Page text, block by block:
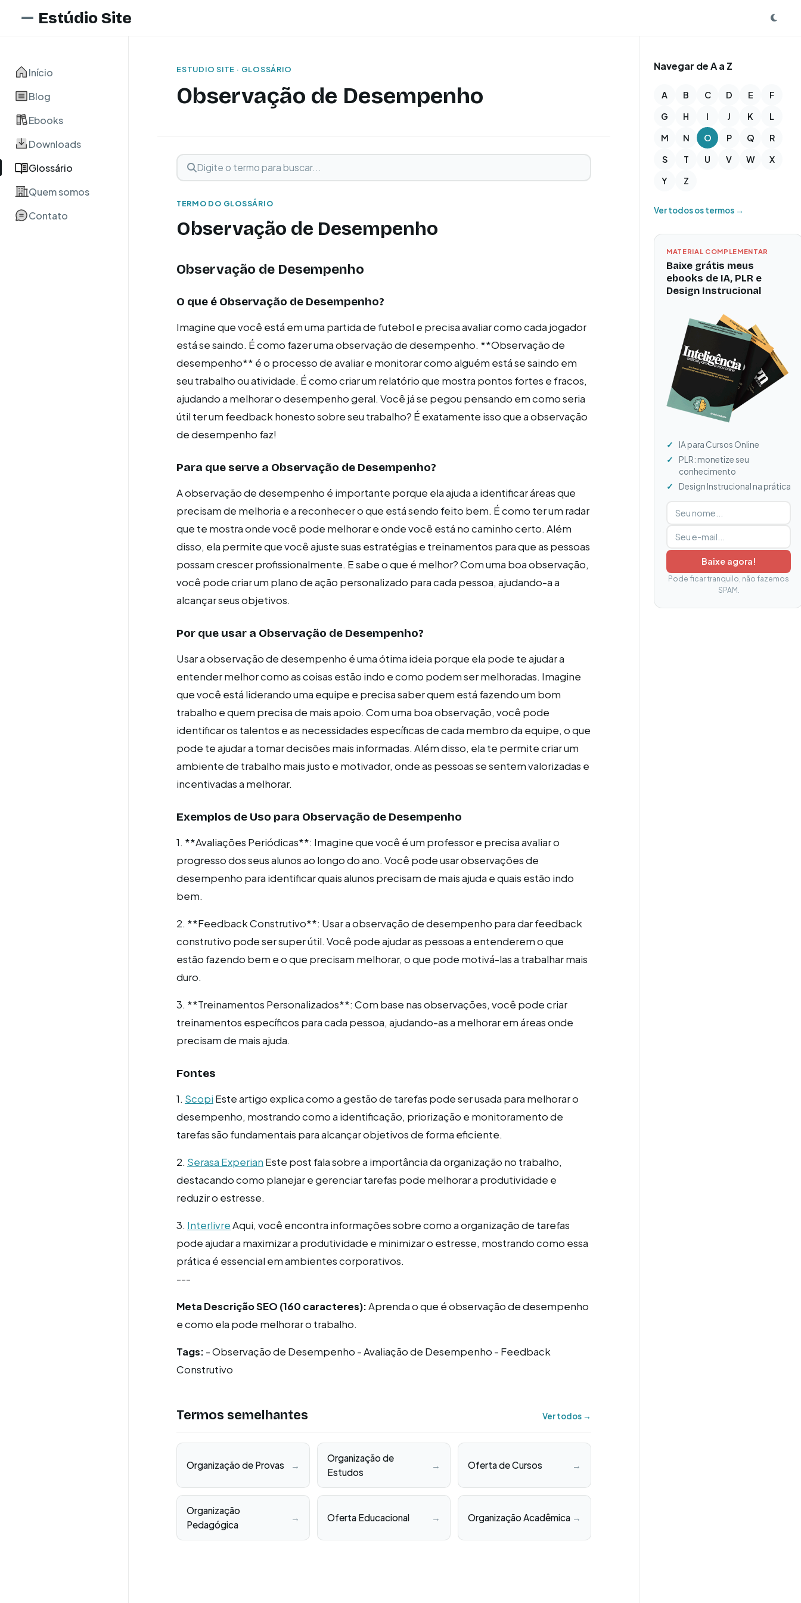
Estúdio Site
Início
Blog
Ebooks
Downloads
Glossário
Quem somos
Contato
ESTUDIO SITE · GLOSSÁRIO
Observação de Desempenho
Buscar termo
Digite o termo para buscar
TERMO DO GLOSSÁRIO
Observação de Desempenho
Observação de Desempenho
O que é Observação de Desempenho?
Imagine que você está em uma partida de futebol e precisa avaliar como cada jogador
está se saindo. É como fazer uma observação de desempenho. **Observação de
desempenho** é o processo de avaliar e monitorar como alguém está se saindo em
seu trabalho ou atividade. É como criar um relatório que mostra pontos fortes e fracos,
ajudando a melhorar o desempenho geral. Você já se pegou pensando em como seria
útil ter um feedback honesto sobre seu trabalho? É exatamente isso que a observação
de desempenho faz!
Para que serve a Observação de Desempenho?
A observação de desempenho é importante porque ela ajuda a identificar áreas que
precisam de melhoria e a reconhecer o que está sendo feito bem. É como ter um radar
que te mostra onde você pode melhorar e onde você está no caminho certo. Além
disso, ela permite que você ajuste suas estratégias e treinamentos para que as pessoas
possam crescer profissionalmente. E sabe o que é melhor? Com uma boa observação,
você pode criar um plano de ação personalizado para cada pessoa, ajudando-a a
alcançar seus objetivos.
Por que usar a Observação de Desempenho?
Usar a observação de desempenho é uma ótima ideia porque ela pode te ajudar a
entender melhor como as coisas estão indo e como podem ser melhoradas. Imagine
que você está liderando uma equipe e precisa saber quem está fazendo um bom
trabalho e quem precisa de mais apoio. Com uma boa observação, você pode
identificar os talentos e as necessidades específicas de cada membro da equipe, o que
pode te ajudar a tomar decisões mais informadas. Além disso, ela te permite criar um
ambiente de trabalho mais justo e motivador, onde as pessoas se sentem valorizadas e
incentivadas a melhorar.
Exemplos de Uso para Observação de Desempenho
1. **Avaliações Periódicas**: Imagine que você é um professor e precisa avaliar o
progresso dos seus alunos ao longo do ano. Você pode usar observações de
desempenho para identificar quais alunos precisam de mais ajuda e quais estão indo
bem.
2. **Feedback Construtivo**: Usar a observação de desempenho para dar feedback
construtivo pode ser super útil. Você pode ajudar as pessoas a entenderem o que
estão fazendo bem e o que precisam melhorar, o que pode motivá-las a trabalhar mais
duro.
3. **Treinamentos Personalizados**: Com base nas observações, você pode criar
treinamentos específicos para cada pessoa, ajudando-as a melhorar em áreas onde
precisam de mais ajuda.
Fontes
1. Scopi Este artigo explica como a gestão de tarefas pode ser usada para melhorar o
desempenho, mostrando como a identificação, priorização e monitoramento de
tarefas são fundamentais para alcançar objetivos de forma eficiente.
2. Serasa Experian Este post fala sobre a importância da organização no trabalho,
destacando como planejar e gerenciar tarefas pode melhorar a produtividade e
reduzir o estresse.
3. InterlivreAqui, você encontra informações sobre como a organização de tarefas
pode ajudar a maximizar a produtividade e minimizar o estresse, mostrando como essa
prática é essencial em ambientes corporativos.
---
Meta Descrição SEO (160 caracteres):Aprenda o que é observação de desempenho
e como ela pode melhorar o trabalho.
Tags: - Observação de Desempenho - Avaliação de Desempenho - Feedback
Construtivo
Termos semelhantes Ver todos →
Organização de Provas →
Organização de
Estudos
→ Oferta de Cursos →
Organização
Pedagógica
→ Oferta Educacional → Organização Acadêmica →
Navegar de A a Z
A B C D E
F
G
H I J K
L
M
N O P Q
R
S
T U V W
X
Y
Z
Ver todos os termos →
MATERIAL COMPLEMENTAR
Baixe grátis meus
ebooks de IA, PLR e
Design Instrucional
IA para Cursos Online
PLR: monetize seu
conhecimento
Design Instrucional na prática
Digite seu nome
Digite seu e-mail
Baixe agora!
Pode ficar tranquilo, não fazemos
SPAM.